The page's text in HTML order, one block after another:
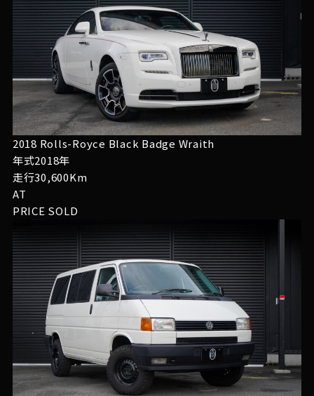
2018 Rolls-Royce Black Badge Wraith
年式2018年
走行30,600Km
AT
PRICE SOLD